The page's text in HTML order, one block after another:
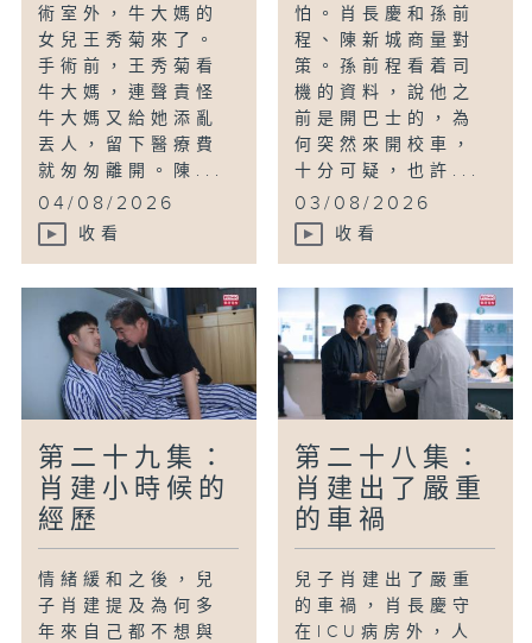
術室外，牛大媽的
女兒王秀菊來了。
手術前，王秀菊看
牛大媽，連聲責怪
牛大媽又給她添亂
丟人，留下醫療費
就匆匆離開。陳...
04/08/2026
收看
怕。肖長慶和孫前
程、陳新城商量對
策。孫前程看着司
機的資料，說他之
前是開巴士的，為
何突然來開校車，
十分可疑，也許...
03/08/2026
收看
第二十九集：
肖建小時候的
經歷
情緒緩和之後，兒
子肖建提及為何多
年來自己都不想與
第二十八集：
肖建出了嚴重
的車禍
兒子肖建出了嚴重
的車禍，肖長慶守
在ICU病房外，人